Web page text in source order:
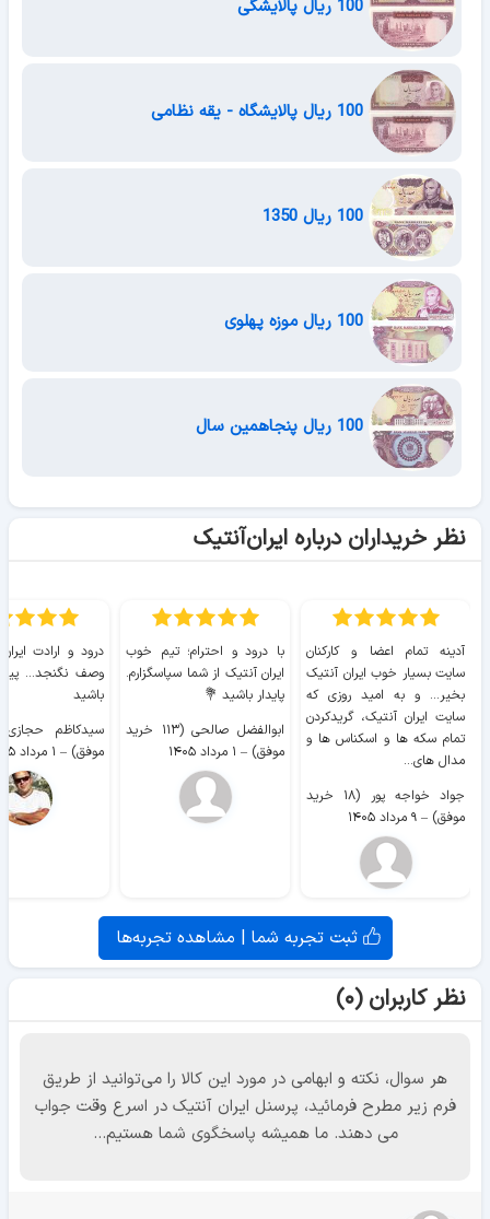
نظر خریداران درباره ایران‌آنتیک
آدینه تمام اعضا و کارکنان
سایت بسیار خوب ايران آنتیک
بخیر... و به امید روزی که
سایت ايران آنتیک، گریدکردن
تمام سکه ها و اسکناس ها و
مدال های...
جواد خواجه پور (۱۸ خرید
موفق) – ۹ مرداد ۱۴۰۵
با درود و احترام؛ تیم خوب
ایران آنتیک از شما سپاسگزارم.
پایدار باشید 💐
ابوالفضل صالحی (۱۱۳ خرید
موفق) – ۱ مرداد ۱۴۰۵
درود و ارادت
وصف نگنجد...
باشید
موفق) – ۱ مرداد ۱۴۰۵
ثبت تجربه شما | مشاهده تجربه‌ها
نظر کاربران (۰)
هر سوال، نکته و ابهامی در مورد این کالا را می‌توانید از طریق
فرم زیر مطرح فرمائید، پرسنل ایران آنتیک در اسرع وقت جواب
می دهند. ما همیشه پاسخگوی شما هستیم...